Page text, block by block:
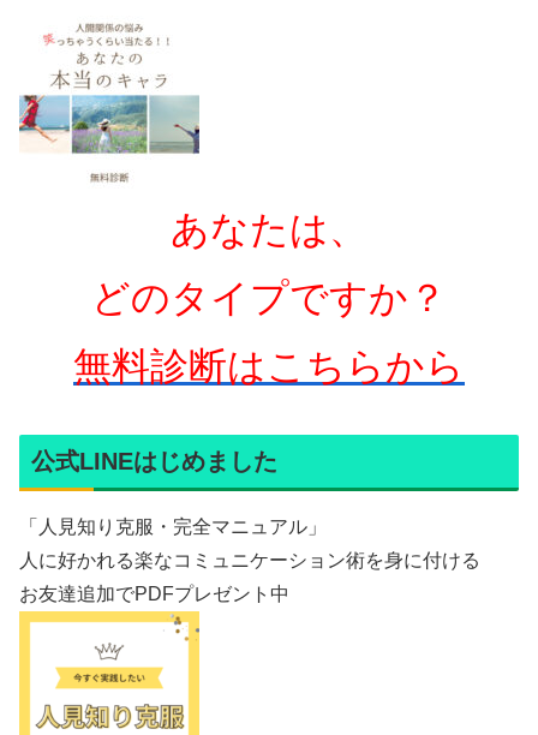
あなたは、
どのタイプですか？
無料診断はこちらから
公式LINEはじめました
「人見知り克服・完全マニュアル」
人に好かれる楽なコミュニケーション術を身に付ける
お友達追加でPDFプレゼント中